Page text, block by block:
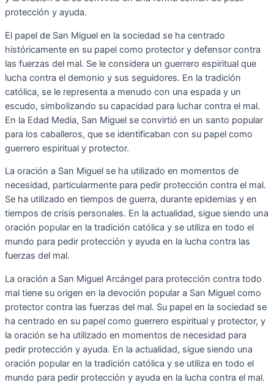
protección y ayuda.
El papel de San Miguel en la sociedad se ha centrado
históricamente en su papel como protector y defensor contra
las fuerzas del mal. Se le considera un guerrero espiritual que
lucha contra el demonio y sus seguidores. En la tradición
católica, se le representa a menudo con una espada y un
escudo, simbolizando su capacidad para luchar contra el mal.
En la Edad Media, San Miguel se convirtió en un santo popular
para los caballeros, que se identificaban con su papel como
guerrero espiritual y protector.
La oración a San Miguel se ha utilizado en momentos de
necesidad, particularmente para pedir protección contra el mal.
Se ha utilizado en tiempos de guerra, durante epidemias y en
tiempos de crisis personales. En la actualidad, sigue siendo una
oración popular en la tradición católica y se utiliza en todo el
mundo para pedir protección y ayuda en la lucha contra las
fuerzas del mal.
La oración a San Miguel Arcángel para protección contra todo
mal tiene su origen en la devoción popular a San Miguel como
protector contra las fuerzas del mal. Su papel en la sociedad se
ha centrado en su papel como guerrero espiritual y protector, y
la oración se ha utilizado en momentos de necesidad para
pedir protección y ayuda. En la actualidad, sigue siendo una
oración popular en la tradición católica y se utiliza en todo el
mundo para pedir protección y ayuda en la lucha contra el mal.